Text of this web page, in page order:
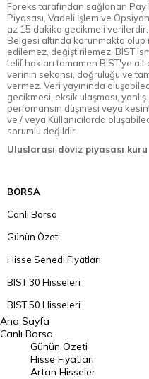
Foreks tarafından sağlanan Pay
Piyasası, Vadeli İşlem ve
az 15 dakika gecikmeli
Belgesi altında korunmakta olup
edilemez, değiştirilemez. BIST
telif hakları tamamen BIST'ye ait
verinin sekansı, doğruluğu ve
vermez. Veri yayınında
gecikmesi, eksik ulaşması,
perfomansın düşmesi veya
ve / veya Kullanıcılarda
sorumlu değildir.
Uluslarası döviz piyasası kuru
BORSA
Canlı Borsa
Günün Özeti
Hisse Senedi Fiyatları
BIST 30 Hisseleri
BIST 50 Hisseleri
BIST 100 Hisseleri
En Çok Artan Hisseler
En Çok Düşen Hisseler
Ana Sayfa
Canlı Borsa
Günün Özeti
Hisse Fiyatları
Artan Hisseler